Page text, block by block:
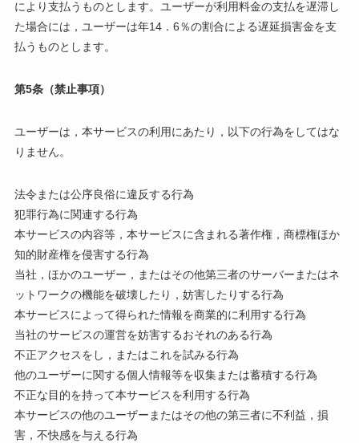
により支払うものとします。ユーザーが利用料金の支払を遅滞し
た場合には，ユーザーは年14．6％の割合による遅延損害金を支
払うものとします。
第5条（禁止事項）
ユーザーは，本サービスの利用にあたり，以下の行為をしてはな
りません。
法令または公序良俗に違反する行為
犯罪行為に関連する行為
本サービスの内容等，本サービスに含まれる著作権，商標権ほか
知的財産権を侵害する行為
当社，ほかのユーザー，またはその他第三者のサーバーまたはネ
ットワークの機能を破壊したり，妨害したりする行為
本サービスによって得られた情報を商業的に利用する行為
当社のサービスの運営を妨害するおそれのある行為
不正アクセスをし，またはこれを試みる行為
他のユーザーに関する個人情報等を収集または蓄積する行為
不正な目的を持って本サービスを利用する行為
本サービスの他のユーザーまたはその他の第三者に不利益，損
害，不快感を与える行為